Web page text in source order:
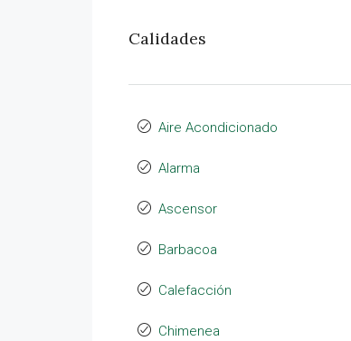
Calidades
Aire Acondicionado
Alarma
Ascensor
Barbacoa
Calefacción
Chimenea